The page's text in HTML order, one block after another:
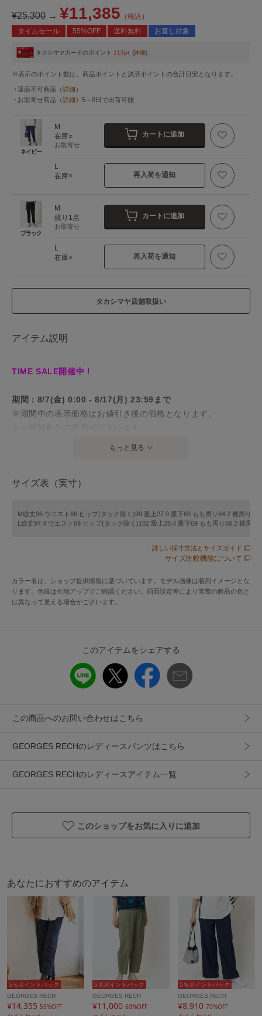
¥25,300 → ¥11,385 （税込）
タイムセール
55%OFF 送料無料 お直し対象
タカシマヤカードのポイント 113pt (詳細)
※表示のポイント数は、商品ポイントと決済ポイントの合計目安となります。
返品不可商品 （詳細 ）
お取寄せ商品 （詳細 ） 5～8日 で出荷可能
ネイビー
M
在庫○
お取寄せ
カートに追加
L
在庫×
再入荷を通知
ブラック
M
残り1点
お取寄せ
カートに追加
L
在庫×
再入荷を通知
タカシマヤ店舗取扱い
アイテム説明
TIME SALE開催中！
期間：8/7(金) 0:00 - 8/17(月) 23:59まで
※期間中の表示価格はお値引き後の価格となります。
・ウエストゴム仕様の穿き込みタイプの楽ちんなテーパード
入りで脚のラインをすっきりと見せてくれ、スタイリッシュ
に着こなせるアイテムです
・流行り廃りのないベーシックなデザインなので、1本持って
したきれいめなスタイリングに加え、日常着としても使える
くて着心地が良いのがポイントです
り、家庭洗濯可能で乾きやすいので着回しに最高の素材です
[PZBJB20270]、ボリュームスリーブ[PZEJB21360]、バンド
カラーワンピース[PZEJB20360]もご用意しております
着からお呼ばれなどのきちんとシーンにも対応できます
・ロゴTやオーバーサイズのシャツを合わせたほどよくラフな
カジュアルコーデもおすすめです
ーーーーーーーーーーーーーーーーーーーーーー
透け感：なし
裏地：なし
伸縮性：ややあり
光沢感：ややあり
生地の厚さ：薄手
もっと見る
サイズ表（実寸）
M総丈96 ウエスト66 ヒップ(タック除く)99 股上27.9 股下68 もも周り64.2 裾周り34
L総丈97.4 ウエスト69 ヒップ(タック除く)102 股上28.4 股下69 もも周り66.2 裾周り
詳しい採寸方法とサイズガイド
サイズ比較機能について
カラー名は、ショップ提供情報に基づいています。モデル画像は着用イメージとな
ります。色味は生地アップでご確認ください。画面設定等により実際の商品の色と
は異なって見える場合がございます。
このアイテムをシェアする
この商品へのお問い合わせはこちら
GEORGES RECHのレディースパンツはこちら
GEORGES RECHのレディースアイテム一覧
このショップをお気に入りに追加
あなたにおすすめのアイテム
5％ポイントバック
GEORGES RECH
¥14,355 55%OFF
5％ポイントバック
GEORGES RECH
¥11,000 60%OFF
5％ポイントバック
GEORGES RECH
¥8,910 70%OFF